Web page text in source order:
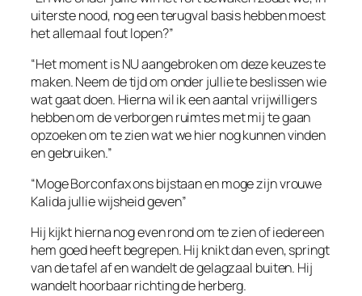
uiterste nood, nog een terugval basis hebben moest
het allemaal fout lopen?”
“Het moment is NU aangebroken om deze keuzes te
maken. Neem de tijd om onder jullie te beslissen wie
wat gaat doen. Hierna wil ik een aantal vrijwilligers
hebben om de verborgen ruimtes met mij te gaan
opzoeken om te zien wat we hier nog kunnen vinden
en gebruiken.”
“Moge Borconfax ons bijstaan en moge zijn vrouwe
Kalida jullie wijsheid geven”
Hij kijkt hierna nog even rond om te zien of iedereen
hem goed heeft begrepen. Hij knikt dan even, springt
van de tafel af en wandelt de gelagzaal buiten. Hij
wandelt hoorbaar richting de herberg.